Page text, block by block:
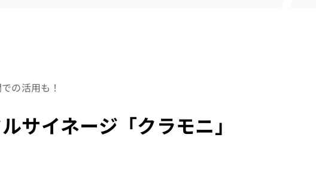
の活用も！
サイネージ「クラモニ」